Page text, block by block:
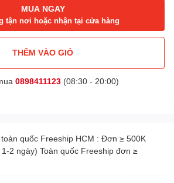
MUA NGAY
tận nơi hoặc nhận tại cửa hàng
THÊM VÀO GIỎ
0898411123(08:30 - 20:00)
quốc Freeship HCM : Đơn ≥ 500K
2 ngày) Toàn quốc Freeship đơn ≥